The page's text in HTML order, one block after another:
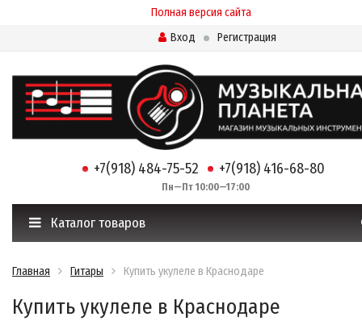
Полная версия сайта
Вход
Регистрация
+7(918) 484-75-52 +7(918) 416-68-80
Пн—Пт 10:00—17:00
Каталог товаров
Главная Гитары Купить укулеле в Краснодаре
Купить укулеле в Краснодаре